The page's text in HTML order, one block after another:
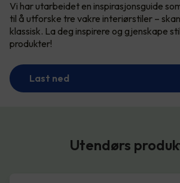
Vi har utarbeidet en inspirasjonsguide
til å utforske tre vakre interiørstiler –
klassisk. La deg inspirere og gjenskape
produkter!
Last ned
Utendørs